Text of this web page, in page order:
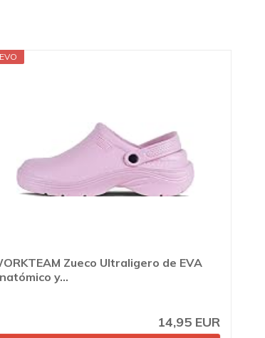
Zueco Ultraligero de EVA
y...
14,95 EUR